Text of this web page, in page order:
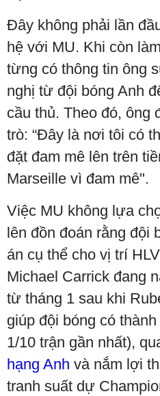
Đây không phải lần
hệ với MU. Khi còn
từng có thông tin ông
nghị từ đội bóng Anh
cầu thủ. Theo đó, ông
trò: “Đây là nơi tôi có
đặt đam mê lên trên
Marseille vì đam mê".
Việc MU không lựa
lên đồn đoán rằng đội
án cụ thể cho vị trí
Michael Carrick đang
từ tháng 1 sau khi
giúp đội bóng có
1/10 trận gần nhất),
hạng Anh và nắm lợi
tranh suất dự